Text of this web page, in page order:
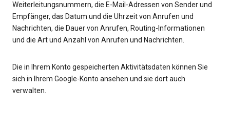
Weiterleitungsnummern, die E-Mail-Adressen von Sender und
Empfänger, das Datum und die Uhrzeit von Anrufen und
Nachrichten, die Dauer von Anrufen, Routing-Informationen
und die Art und Anzahl von Anrufen und Nachrichten.
Die in Ihrem Konto gespeicherten Aktivitätsdaten können Sie
sich in Ihrem Google-Konto ansehen und sie dort auch
verwalten.